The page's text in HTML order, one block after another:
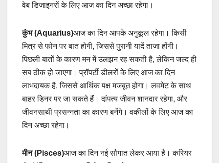
वेब डिजाइनरों के लिए आज का दिन अच्छा रहेगा।
कुंभ (Aquarius)आज का दिन आपके अनुकूल रहेगा। किसी
मित्र से फोन पर बात होगी, जिससे पुरानी यादें ताजा होंगी।
पिछली बातों के कारण मन में उलझन रह सकती है, लेकिन जल्द ही
सब ठीक हो जाएगा। प्रॉपर्टी डीलरों के लिए आज का दिन
लाभदायक है, जिससे आर्थिक पक्ष मजबूत होगा। लवमेट के साथ
बाहर डिनर पर जा सकते हैं। दांपत्य जीवन शानदार रहेगा, और
जीवनसाथी प्रसन्नता का कारण बनेंगे। वकीलों के लिए आज का
दिन अच्छा रहेगा।
मीन (Pisces)आज का दिन नई सौगात लेकर आया है। करियर